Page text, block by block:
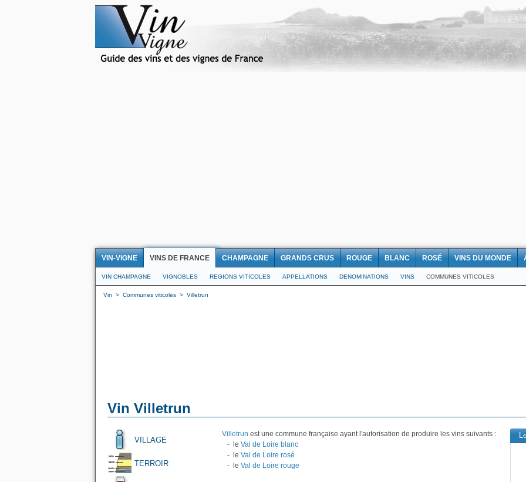
VIN-VIGNE VINS DE FRANCE CHAMPAGNE GRANDS CRUS ROUGE BLANC ROSÉ VINS DU MONDE
VIN CHAMPAGNE VIGNOBLES REGIONS VITICOLES APPELLATIONS DENOMINATIONS VINS COMMUNES VITICOLES
Vin > Communes viticoles > Villetrun
Vin Villetrun
VILLAGE
TERROIR
Villetrun est une commune française ayant l'autorisation de produire les vins suivants :
- le Val de Loire blanc
- le Val de Loire rosé
- le Val de Loire rouge